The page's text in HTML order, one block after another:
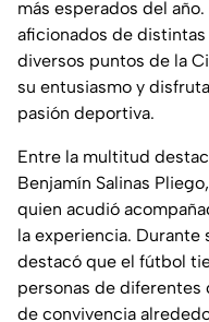
más esperados del
aficionados de
diversos puntos de la
su entusiasmo y
pasión deportiva.
Entre la multitud
Benjamín Salinas
quien acudió
la experiencia.
destacó que el fútbol
personas de diferentes
de convivencia